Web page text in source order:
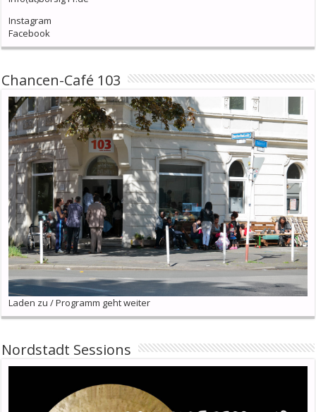
Instagram
Facebook
Chancen-Café 103
Laden zu / Programm geht weiter
Nordstadt Sessions